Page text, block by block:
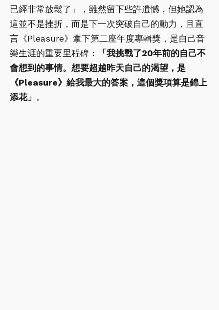
已經非常放鬆了」，雖然留下些許遺憾，但她認為
這並不是挫折，而是下一次突破自己的動力，且直
言《Pleasure》拿下第二座年度專輯獎，是自己音
樂生涯的重要里程碑：
「我挑戰了20年前的自己不
會想到的事情。想要超越昨天自己的渴望，是
《Pleasure》給我最大的答案，這個獎項算是錦上
添花」 。